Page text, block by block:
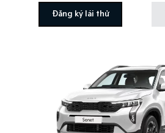
Đăng ký lái thử